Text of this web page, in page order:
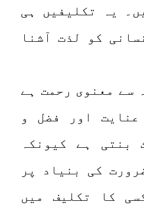
یہ تکلیفیں ہی
کو لذت آشنا
سے معنوی رحمت ہے
اور فضل و
بنتی ہے کیونکہ
کی بنیاد پر
کا تکلیف میں